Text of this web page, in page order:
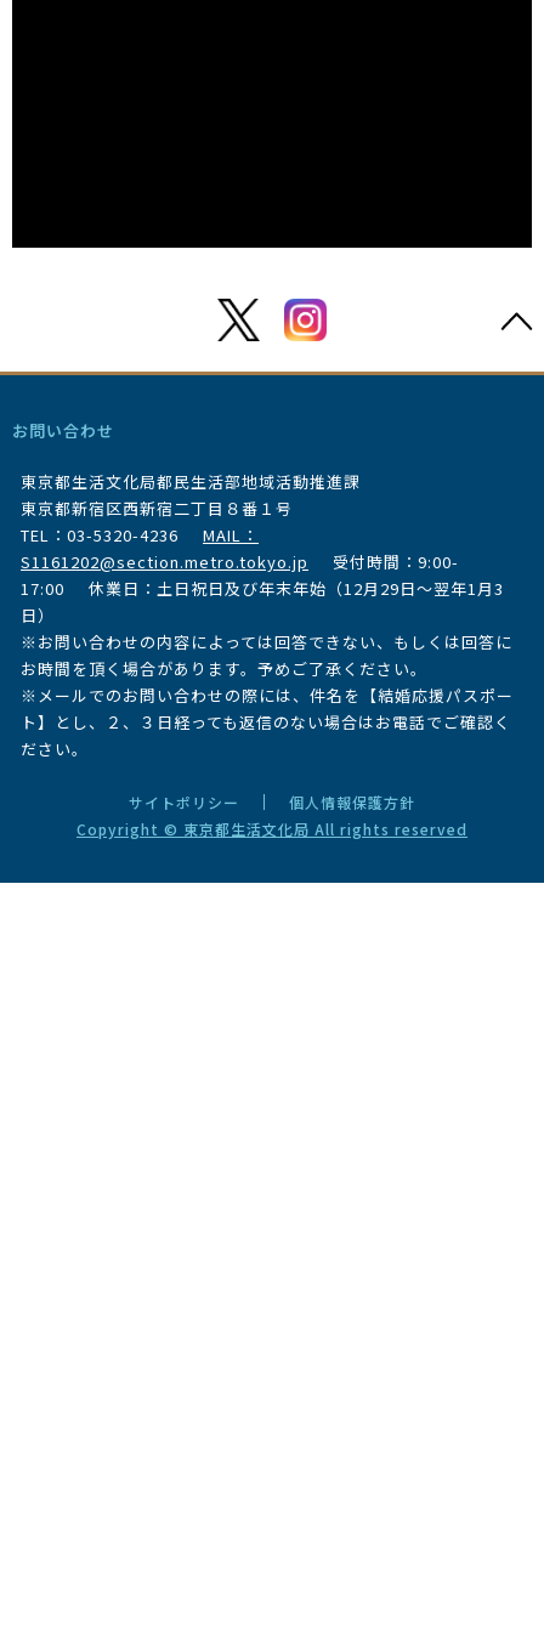
お問い合わせ
東京都生活文化局都民生活部地域活動推進課
東京都新宿区西新宿二丁目８番１号
TEL：03-5320-4236
MAIL：
S1161202@section.metro.tokyo.jp
受付時間：9:00-
17:00
休業日：土日祝日及び年末年始（12月29日～翌年1月3
日）
※お問い合わせの内容によっては回答できない、もしくは回答に
お時間を頂く場合があります。予めご了承ください。
※メールでのお問い合わせの際には、件名を【結婚応援パスポー
ト】とし、２、３日経っても返信のない場合はお電話でご確認く
ださい。
サイトポリシー
個人情報保護方針
Copyright © 東京都生活文化局 All rights reserved